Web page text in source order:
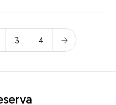
3 4